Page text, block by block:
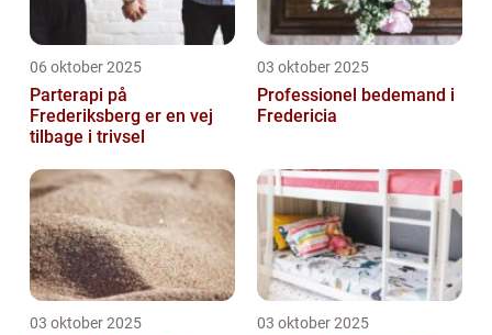
06 oktober 2025
Parterapi på
Frederiksberg er en vej
tilbage i trivsel
03 oktober 2025
Professionel bedemand i
Fredericia
03 oktober 2025 03 oktober 2025